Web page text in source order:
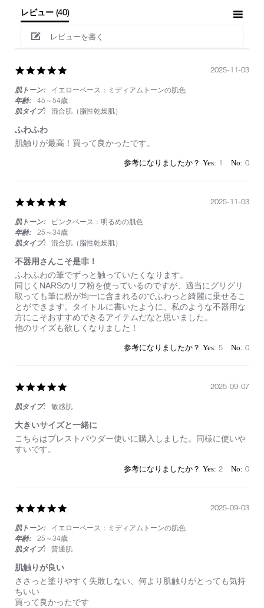
レビュー (40)
レビューを書く
rating
肌トーン:
イエローベース：ミディアムトーンの肌色
年齢:
45～54歳
肌タイプ:
混合肌（脂性乾燥肌）
ふわふわ
Review
Nov
review
ふ
肌触りが最高！買って良かったです。
2025-11-03
1 0
rating
肌トーン:
ピンクベース：明るめの肌色
年齢:
25～34歳
肌タイプ:
混合肌（脂性乾燥肌）
不器用さんこそ是非！
Review
by
on
3
Nov
2025
review
stating
不
器
用
さ
ん
是
ふわふわの筆でずっと触っていたくなります。
同じくNARSのリフ粉を使っているのですが、適当にグリグリ
取っても筆に粉が均一に含まれるのでふわっと綺麗に乗せるこ
とができます。タイトルに書いたように、私のような不器用な
方にこそおすすめできるアイテムだなと思いました。
他のサイズも欲しくなりました！
2025-11-03
5 0
rating
肌タイプ:
敏感肌
大きいサイズと一緒に
Review
by
2025
review
stating
サ
ズ
一
緒
に
こちらはプレストパウダー使いに購入しました。同様に使いや
すいです。
2025-09-07
2 0
rating
肌トーン:
イエローベース：ミディアムトーンの肌色
年齢:
25～34歳
肌タイプ:
普通肌
肌触りが良い
Review
by
on
review
stating
肌
ささっと塗りやすく失敗しない、何より肌触りがとっても気持
ちいい
買って良かったです
2025-09-03